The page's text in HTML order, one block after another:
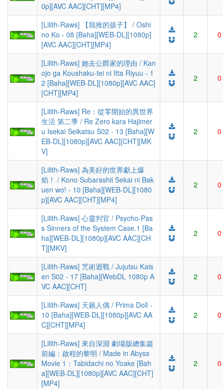
0p][AVC AAC][CHT][MP4]
[Lilith-Raws] 【我推的孩子】 / Oshi
no Ko - 08 [Baha][WEB-DL][1080p]
[AVC AAC][CHT][MP4]
2 0
[Lilith-Raws] 她去公爵家的理由 / Kan
ojo ga Koushaku-tei ni Itta Riyuu - 1
2 [Baha][WEB-DL][1080p][AVC AAC]
[CHT][MP4]
2 0
[Lilith-Raws] Re：從零開始的異世界
生活 第二季 / Re Zero kara Hajimer
u Isekai Seikatsu S02 - 13 [Baha][W
EB-DL][1080p][AVC AAC][CHT][MK
V]
2 0
[Lilith-Raws] 為美好的世界獻上爆
焰！ / Kono Subarashii Sekai ni Bak
uen wo! - 10 [Baha][WEB-DL][1080
p][AVC AAC][CHT][MP4]
2 0
[Lilith-Raws] 心靈判官 / Psycho-Pas
s Sinners of the System Case.1 [Ba
ha][WEB-DL][1080p][AVC AAC][CH
T][MKV]
2 0
[Lilith-Raws] 咒術迴戰 / Jujutsu Kais
en S02 - 17 [Baha][WebDL 1080p A
VC AAC][CHT]
2 0
[Lilith-Raws] 天籟人偶 / Prima Doll -
10 [Baha][WEB-DL][1080p][AVC AA
C][CHT][MP4]
2 0
[Lilith-Raws] 來自深淵 劇場版總集篇
前編：啟程的黎明 / Made in Abyss
Movie 1：Tabidachi no Yoake [Bah
a][WEB-DL][1080p][AVC AAC][CHT]
[MP4]
2 0